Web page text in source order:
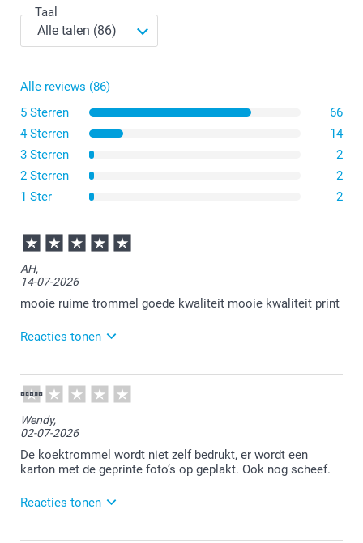
koekjes met hazelnoten & fleur de sel en 1 x 120gr
"Céline Citron" citroen zandkoekjes
hazelnoten
Rond & hartvormig: gevuld met 75 gr individueel
verpakte "Charlotte Chocolat" chocoladekoekjes met
Bio & glutenvrije koekjes
Klik hier om de voedingsinformatie over de
te lezen
Taal
Alle reviews (86)
5 Sterren
66
4 Sterren
14
3 Sterren
2
2 Sterren
2
1 Ster
2
AH,
14-07-2026
mooie ruime trommel goede kwaliteit mooie kwaliteit print
Reacties tonen
14-07-2026
13:50
Bedankt voor je review. Fijn om te horen dat je
Wendy,
02-07-2026
De koektrommel wordt niet zelf bedrukt, er wordt een
karton met de geprinte foto’s op geplakt. Ook nog scheef.
Reacties tonen